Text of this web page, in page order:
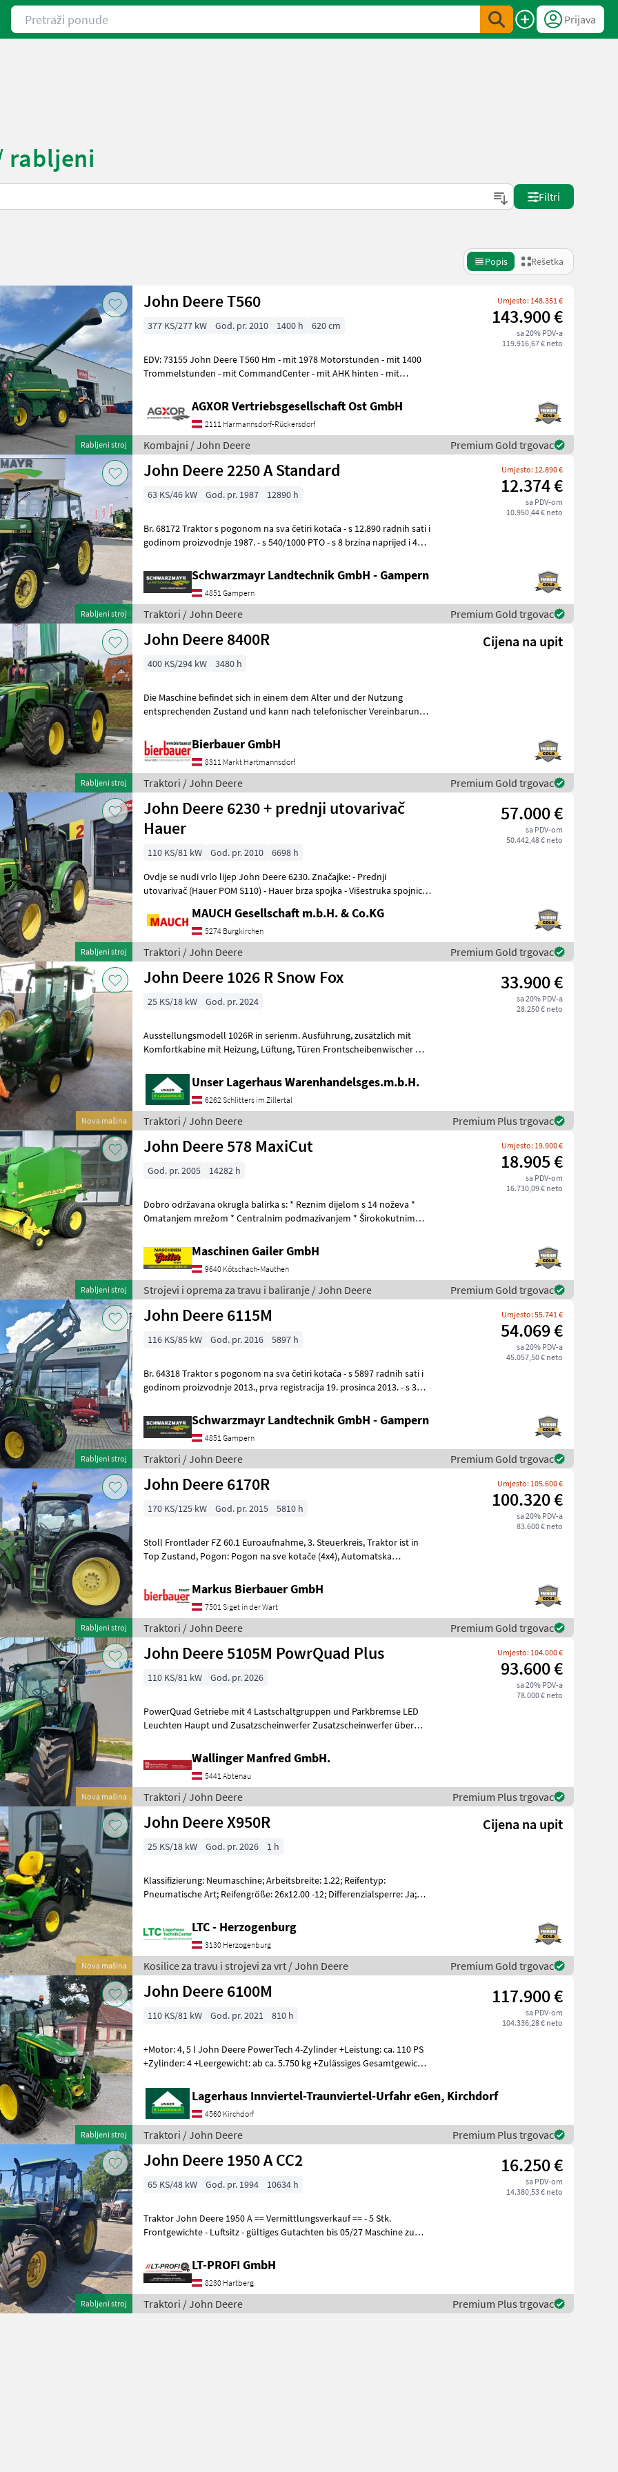
Pretraži ponude
Prijava
rabljeni
Filtri
Popis Rešetka
Rabljeni stroj
John Deere T560 Umjesto: 148.351 €
143.900 €
sa 20% PDV-a
119.916,67 € neto
377 KS/277 kW God. pr. 2010 1400 h 620 cm
EDV: 73155 John Deere T560 Hm - mit 1978 Motorstunden - mit 1400
Trommelstunden - mit CommandCenter - mit AHK hinten - mit
AGXOR Vertriebsgesellschaft Ost GmbH
2111 Harmannsdorf-Rückersdorf
Kombajni / John Deere Premium Gold trgovac
Rabljeni stroj
John Deere 2250 A Standard Umjesto: 12.890 €
12.374 €
sa PDV-om
10.950,44 € neto
63 KS/46 kW God. pr. 1987 12890 h
Br. 68172 Traktor s pogonom na sva četiri kotača - s 12.890 radnih sati i
godinom proizvodnje 1987. - s 540/1000 PTO - s 8 brzina naprijed i 4
Schwarzmayr Landtechnik GmbH - Gampern
4851 Gampern
Traktori / John Deere Premium Gold trgovac
Rabljeni stroj
John Deere 8400R Cijena na upit
400 KS/294 kW 3480 h
Die Maschine befindet sich in einem dem Alter und der Nutzung
entsprechenden Zustand und kann nach telefonischer Vereinbarung
Bierbauer GmbH
8311 Markt Hartmannsdorf
Traktori / John Deere Premium Gold trgovac
Rabljeni stroj
John Deere 6230 + prednji utovarivač
Hauer
57.000 €
sa PDV-om
50.442,48 € neto
110 KS/81 kW God. pr. 2010
6698 h
Ovdje se nudi vrlo lijep John Deere 6230. Značajke: - Prednji
utovarivač (Hauer POM S110) - Hauer brza spojka - Višestruka spojnica
MAUCH Gesellschaft m.b.H. & Co.KG
5274 Burgkirchen
Traktori / John Deere Premium Gold trgovac
Nova mašina
John Deere 1026 R Snow Fox 33.900 €
sa 20% PDV-a
28.250 € neto
25 KS/18 kW God. pr. 2024
Ausstellungsmodell 1026R in serienm. Ausführung, zusätzlich mit
Komfortkabine mit Heizung, Lüftung, Türen Frontscheibenwischer mit
Unser Lagerhaus Warenhandelsges.m.b.H.
6262 Schlitters im Zillertal
Traktori / John Deere Premium Plus trgovac
Rabljeni stroj
John Deere 578 MaxiCut Umjesto: 19.900 €
18.905 €
sa PDV-om
16.730,09 € neto
God. pr. 2005 14282 h
Dobro održavana okrugla balirka s: * Reznim dijelom s 14 noževa *
Omatanjem mrežom * Centralnim podmazivanjem * Širokokutnim
Maschinen Gailer GmbH
9640 Kötschach-Mauthen
Strojevi i oprema za travu i baliranje / John Deere Premium Gold trgovac
Rabljeni stroj
John Deere 6115M Umjesto: 55.741 €
54.069 €
sa 20% PDV-a
45.057,50 € neto
116 KS/85 kW God. pr. 2016 5897 h
Br. 64318 Traktor s pogonom na sva četiri kotača - s 5897 radnih sati i
godinom proizvodnje 2013., prva registracija 19. prosinca 2013. - s 3
Schwarzmayr Landtechnik GmbH - Gampern
4851 Gampern
Traktori / John Deere Premium Gold trgovac
Rabljeni stroj
John Deere 6170R Umjesto: 105.600 €
100.320 €
sa 20% PDV-a
83.600 € neto
170 KS/125 kW God. pr. 2015 5810 h
Stoll Frontlader FZ 60.1 Euroaufnahme, 3. Steuerkreis, Traktor ist in
Top Zustand, Pogon: Pogon na sve kotače (4x4), Automatska
Markus Bierbauer GmbH
7501 Siget in der Wart
Traktori / John Deere Premium Gold trgovac
Nova mašina
John Deere 5105M PowrQuad Plus Umjesto: 104.000 €
93.600 €
sa 20% PDV-a
78.000 € neto
110 KS/81 kW God. pr. 2026
PowerQuad Getriebe mit 4 Lastschaltgruppen und Parkbremse LED
Leuchten Haupt und Zusatzscheinwerfer Zusatzscheinwerfer über
Wallinger Manfred GmbH.
5441 Abtenau
Traktori / John Deere Premium Plus trgovac
Nova mašina
John Deere X950R Cijena na upit
25 KS/18 kW God. pr. 2026 1 h
Klassifizierung: Neumaschine; Arbeitsbreite: 1.22; Reifentyp:
Pneumatische Art; Reifengröße: 26x12.00 -12; Differenzialsperre: Ja;
LTC - Herzogenburg
3130 Herzogenburg
Kosilice za travu i strojevi za vrt / John Deere Premium Gold trgovac
Rabljeni stroj
John Deere 6100M 117.900 €
sa PDV-om
104.336,28 € neto
110 KS/81 kW God. pr. 2021 810 h
+Motor: 4, 5 l John Deere PowerTech 4-Zylinder +Leistung: ca. 110 PS
+Zylinder: 4 +Leergewicht: ab ca. 5.750 kg +Zulässiges Gesamtgewicht:
Lagerhaus Innviertel-Traunviertel-Urfahr eGen, Kirchdorf
4560 Kirchdorf
Traktori / John Deere Premium Plus trgovac
Rabljeni stroj
John Deere 1950 A CC2 16.250 €
sa PDV-om
14.380,53 € neto
65 KS/48 kW God. pr. 1994 10634 h
Traktor John Deere 1950 A == Vermittlungsverkauf == - 5 Stk.
Frontgewichte - Luftsitz - gültiges Gutachten bis 05/27 Maschine zu
LT-PROFI GmbH
8230 Hartberg
Traktori / John Deere Premium Plus trgovac